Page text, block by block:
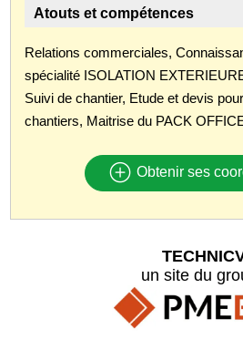
Atouts et compétences
Relations commerciales,
spécialité ISOLATION
Suivi de chantier, Etude et devis
chantiers, Maitrise du PACK
Obtenir ses
un site du